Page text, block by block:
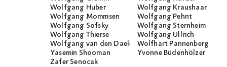
Wolfgang Huber
Wolfgang Kraushaar
Wolfgang Mommsen
Wolfgang Pehnt
Wolfgang Sofsky
Wolfgang Sternheim
Wolfgang Thierse
Wolfgang Ullrich
Wolfgang van den Daele
Wolfhart Pannenberg
Yasemin Shooman
Yvonne Büdenhölzer
Zafer Senocak